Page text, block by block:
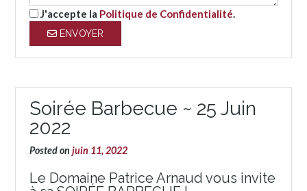
J'accepte la Politique de Confidentialité.
ENVOYER
Soirée Barbecue ~ 25 Juin
2022
Posted on juin 11, 2022
Le Domaine Patrice Arnaud vous invite